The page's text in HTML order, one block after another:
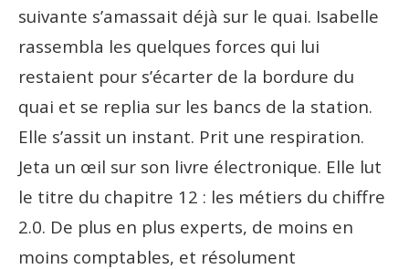
suivante s’amassait déjà sur le quai. Isabelle
rassembla les quelques forces qui lui
restaient pour s’écarter de la bordure du
quai et se replia sur les bancs de la station.
Elle s’assit un instant. Prit une respiration.
Jeta un œil sur son livre électronique. Elle lut
le titre du chapitre 12 : les métiers du chiffre
2.0. De plus en plus experts, de moins en
moins comptables, et résolument